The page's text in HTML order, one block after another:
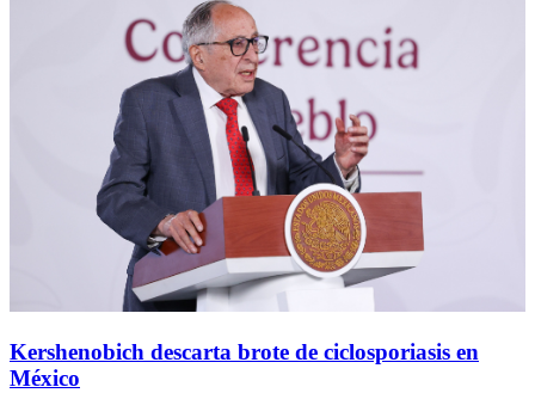
Kershenobich descarta brote de ciclosporiasis en
México